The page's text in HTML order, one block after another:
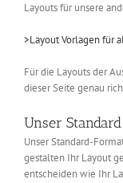
Layouts für unsere
>Layout Vorlagen für
Für die Layouts der
dieser Seite genau
Unser
Unser Standard-
gestalten Ihr Layout
entscheiden wie Ihr